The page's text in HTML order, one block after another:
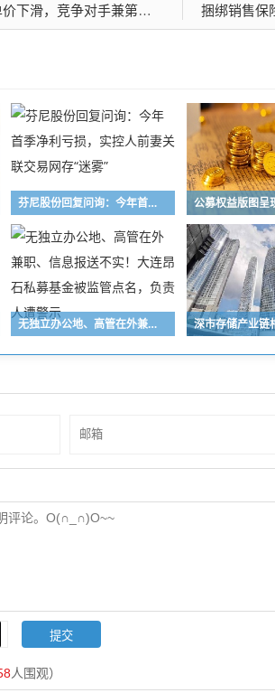
争对手兼第二大客户存隐忧 捆绑销售保
芬尼股份回复问询：今年首季净利亏损，实控人前妻关联交易网存“迷雾”
无独立办公地、高管在外兼职、信息报送不实！大连昂石私募基金被监管点名，负责人遭警示
人围观）